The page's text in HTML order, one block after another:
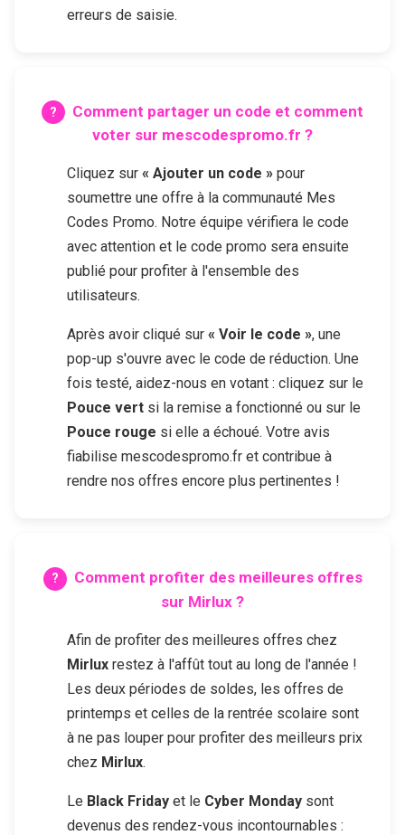
erreurs de saisie.
Comment partager un code et comment
voter sur mescodespromo.fr ?
Cliquez sur « Ajouter un code » pour
soumettre une offre à la communauté Mes
Codes Promo. Notre équipe vérifiera le code
avec attention et le code promo sera ensuite
publié pour profiter à l'ensemble des
utilisateurs.
Après avoir cliqué sur « Voir le code », une
pop-up s'ouvre avec le code de réduction. Une
fois testé, aidez-nous en votant : cliquez sur le
Pouce vert si la remise a fonctionné ou sur le
Pouce rouge si elle a échoué. Votre avis
fiabilise mescodespromo.fr et contribue à
rendre nos offres encore plus pertinentes !
Comment profiter des meilleures offres
sur Mirlux ?
Afin de profiter des meilleures offres chez
Mirlux restez à l'affût tout au long de l'année !
Les deux périodes de soldes, les offres de
printemps et celles de la rentrée scolaire sont
à ne pas louper pour profiter des meilleurs prix
chez Mirlux.
Le Black Friday et le Cyber Monday sont
devenus des rendez-vous incontournables :